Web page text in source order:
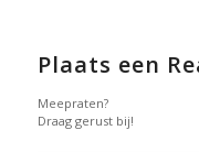
Plaats een
Meepraten?
Draag gerust bij!